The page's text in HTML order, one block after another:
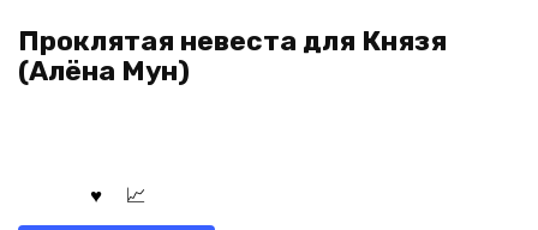
Проклятая невеста для Князя
(Алёна Мун)